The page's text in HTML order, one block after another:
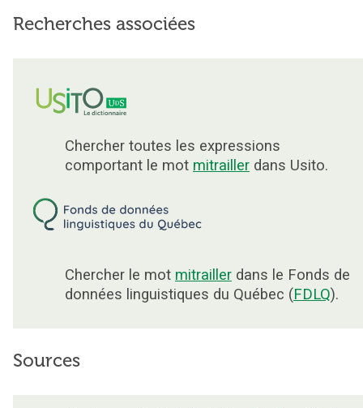
Recherches associées
Chercher toutes les expressions
comportant le mot mitrailler dans Usito.
Chercher le mot mitrailler dans le Fonds de
données linguistiques du Québec (FDLQ).
Sources